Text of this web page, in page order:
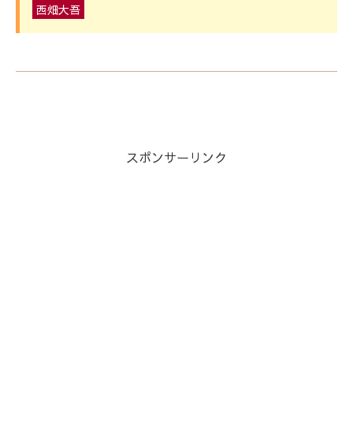
西畑大吾
スポンサーリンク